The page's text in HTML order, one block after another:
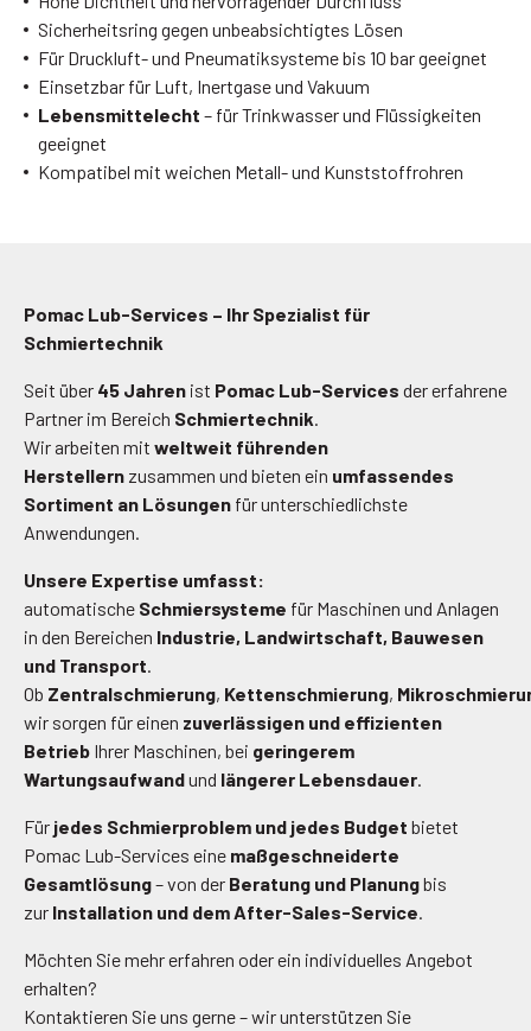
Sicherheitsring gegen unbeabsichtigtes Lösen
Für Druckluft- und Pneumatiksysteme bis 10 bar geeignet
Einsetzbar für Luft, Inertgase und Vakuum
Lebensmittelecht – für Trinkwasser und Flüssigkeiten
geeignet
Kompatibel mit weichen Metall- und Kunststoffrohren
Pomac Lub-Services – Ihr Spezialist für
Schmiertechnik
Seit über 45 Jahren ist Pomac Lub-Services der erfahrene
Partner im Bereich Schmiertechnik.
Wir arbeiten mit weltweit führenden
Herstellern zusammen und bieten ein umfassendes
Sortiment an Lösungen für unterschiedlichste
Anwendungen.
Unsere Expertise umfasst:
automatische Schmiersysteme für Maschinen und Anlagen
in den Bereichen Industrie, Landwirtschaft, Bauwesen
und Transport.
Ob Zentralschmierung, Kettenschmierung,
wir sorgen für einen zuverlässigen und effizienten
Betrieb Ihrer Maschinen, bei geringerem
Wartungsaufwandund längerer Lebensdauer.
Für jedes Schmierproblem und jedes Budget bietet
Pomac Lub-Services eine maßgeschneiderte
Gesamtlösung– von der Beratung und Planungbis
zur Installation und dem After-Sales-Service.
Möchten Sie mehr erfahren oder ein individuelles Angebot
erhalten?
Kontaktieren Sie uns gerne – wir unterstützen Sie